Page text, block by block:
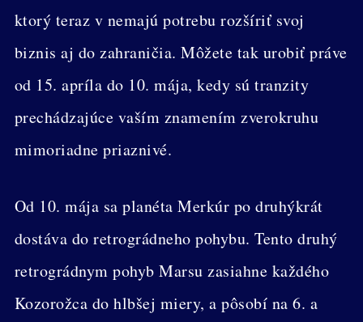
ktorý teraz v nemajú potrebu rozšíriť svoj
biznis aj do zahraničia. Môžete tak urobiť práve
od 15. apríla do 10. mája, kedy sú tranzity
prechádzajúce vaším znamením zverokruhu
mimoriadne priaznivé.
Od 10. mája sa planéta Merkúr po druhýkrát
dostáva do retrográdneho pohybu. Tento druhý
retrográdnym pohyb Marsu zasiahne každého
Kozorožca do hlbšej miery, a pôsobí na 6. a